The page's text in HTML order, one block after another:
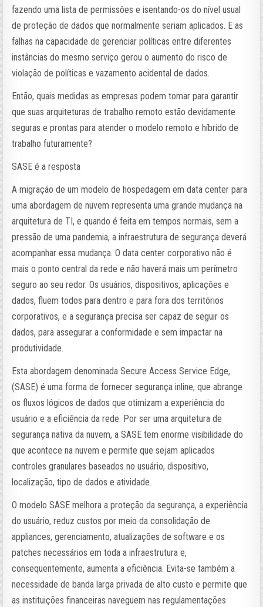
fazendo uma lista de permissões e isentando-os do nível usual
de proteção de dados que normalmente seriam aplicados. E as
falhas na capacidade de gerenciar políticas entre diferentes
instâncias do mesmo serviço gerou o aumento do risco de
violação de políticas e vazamento acidental de dados.
Então, quais medidas as empresas podem tomar para garantir
que suas arquiteturas de trabalho remoto estão devidamente
seguras e prontas para atender o modelo remoto e híbrido de
trabalho futuramente?
SASE é a resposta
A migração de um modelo de hospedagem em data center para
uma abordagem de nuvem representa uma grande mudança na
arquitetura de TI, e quando é feita em tempos normais, sem a
pressão de uma pandemia, a infraestrutura de segurança deverá
acompanhar essa mudança. O data center corporativo não é
mais o ponto central da rede e não haverá mais um perímetro
seguro ao seu redor. Os usuários, dispositivos, aplicações e
dados, fluem todos para dentro e para fora dos territórios
corporativos, e a segurança precisa ser capaz de seguir os
dados, para assegurar a conformidade e sem impactar na
produtividade.
Esta abordagem denominada Secure Access Service Edge,
(SASE) é uma forma de fornecer segurança inline, que abrange
os fluxos lógicos de dados que otimizam a experiência do
usuário e a eficiência da rede. Por ser uma arquitetura de
segurança nativa da nuvem, a SASE tem enorme visibilidade do
que acontece na nuvem e permite que sejam aplicados
controles granulares baseados no usuário, dispositivo,
localização, tipo de dados e atividade.
O modelo SASE melhora a proteção da segurança, a experiência
do usuário, reduz custos por meio da consolidação de
appliances, gerenciamento, atualizações de software e os
patches necessários em toda a infraestrutura e,
consequentemente, aumenta a eficiência. Evita-se também a
necessidade de banda larga privada de alto custo e permite que
as instituições financeiras naveguem nas regulamentações